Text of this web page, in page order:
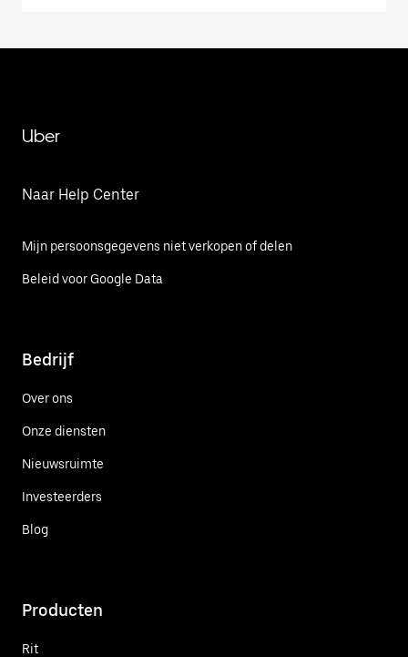
Uber
Naar Help Center
Mijn persoonsgegevens niet verkopen of delen
Beleid voor Google Data
Bedrijf
Over ons
Onze diensten
Nieuwsruimte
Investeerders
Blog
Producten
Rit